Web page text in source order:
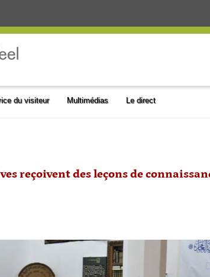
du visiteur Multimédias Le direct
reçoivent des leçons de